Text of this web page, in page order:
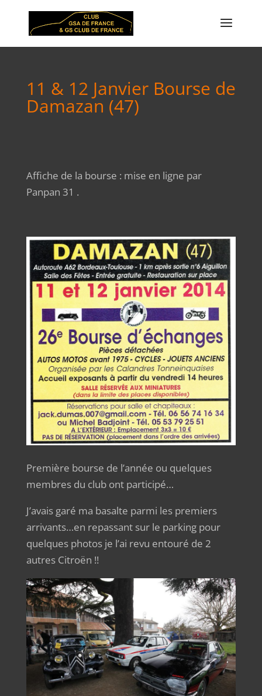
11 & 12 Janvier Bourse de
Damazan (47)
Affiche de la bourse : mise en ligne par
Panpan 31 .
Première bourse de l’année ou quelques
membres du club ont participé…
J’avais garé ma basalte parmi les premiers
arrivants…en repassant sur le parking pour
quelques photos je l’ai revu entouré de 2
autres Citroën !!